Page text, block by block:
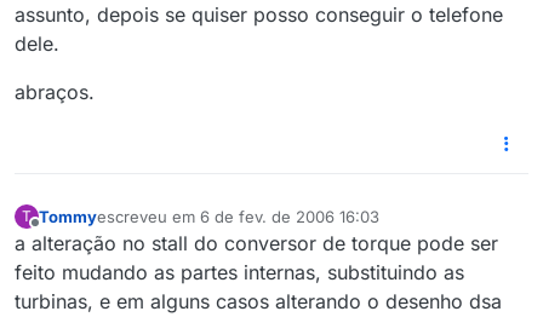
assunto, depois se quiser posso conseguir o telefone
dele.
abraços.
T
Offline
Tommyescreveu em 6 de fev. de 2006 16:03
última edição por
a alteração no stall do conversor de torque pode ser
feito mudando as partes internas, substituindo as
turbinas, e em alguns casos alterando o desenho dsa